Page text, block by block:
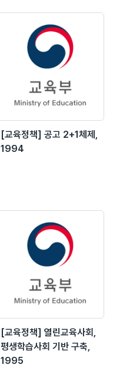
[교육정책] 공고 2+1체제,
1994
[교육정책] 열린교육사회,
평생학습사회 기반 구축,
1995